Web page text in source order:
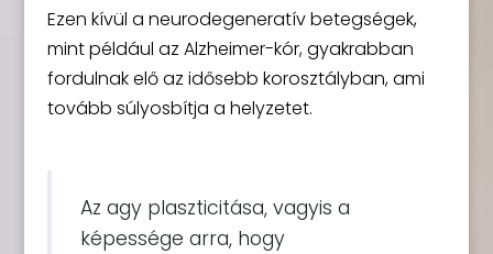
Ezen kívül a neurodegeneratív betegségek,
mint például az Alzheimer-kór, gyakrabban
fordulnak elő az idősebb korosztályban, ami
tovább súlyosbítja a helyzetet.
Az agy plaszticitása, vagyis a
képessége arra, hogy